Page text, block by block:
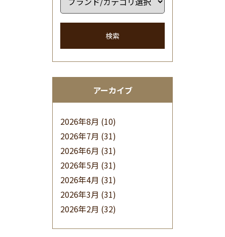
検索
アーカイブ
2026年8月 (10)
2026年7月 (31)
2026年6月 (31)
2026年5月 (31)
2026年4月 (31)
2026年3月 (31)
2026年2月 (32)